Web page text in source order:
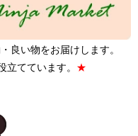
良い物をお届けします。
立てています。 ★